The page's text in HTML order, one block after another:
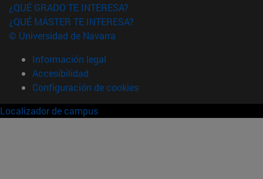
¿QUÉ GRADO TE INTERESA?
¿QUÉ MÁSTER TE INTERESA?
© Universidad de Navarra
Información legal
Accesibilidad
Configuración de cookies
Localizador de campus